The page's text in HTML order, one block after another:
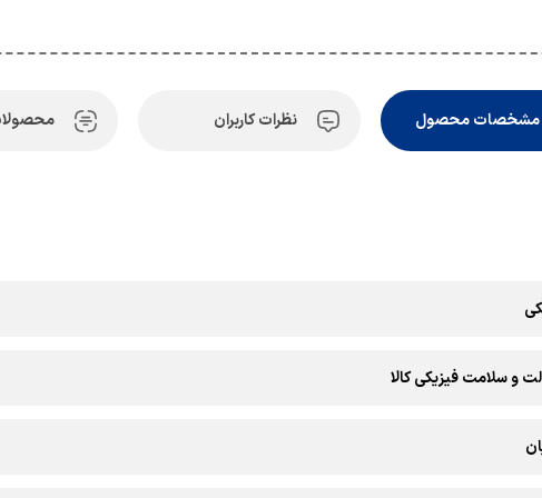
مشخصات محصول نظرات کاربران
و سلامت فیزیکی کالا